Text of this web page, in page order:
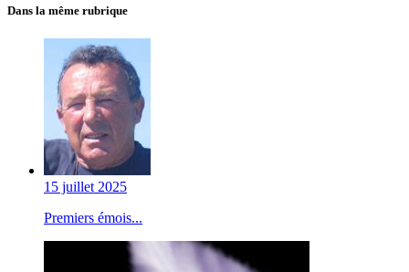
Dans la même rubrique
15 juillet 2025
Premiers émois...